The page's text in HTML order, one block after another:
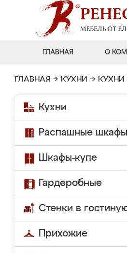
ГЛАВНАЯ О
ГЛАВНАЯ → КУХНИ → КУХНИ
Кухни
Распашные шкафы
Шкафы-купе
Гардеробные
Стенки в
Прихожие